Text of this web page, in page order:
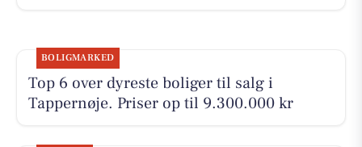
BOLIGMARKED
Top 6 over dyreste boliger til salg i
Tappernøje. Priser op til 9.300.000 kr